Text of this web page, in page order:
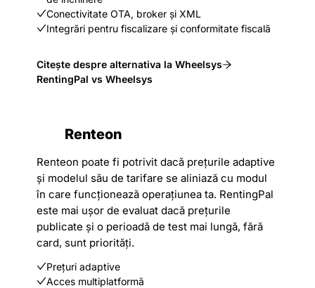
Conectivitate OTA, broker și XML
Integrări pentru fiscalizare și conformitate fiscală
Citește despre alternativa la Wheelsys
RentingPal vs Wheelsys
Renteon
Renteon poate fi potrivit dacă prețurile adaptive
și modelul său de tarifare se aliniază cu modul
în care funcționează operațiunea ta. RentingPal
este mai ușor de evaluat dacă prețurile
publicate și o perioadă de test mai lungă, fără
card, sunt priorități.
Prețuri adaptive
Acces multiplatformă